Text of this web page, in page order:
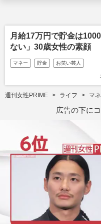
月給17万円で貯金は
ない」30歳女性の素顔
マネー 貯金 お笑い芸人
週刊女性PRIME ライフ マ
広告の下に